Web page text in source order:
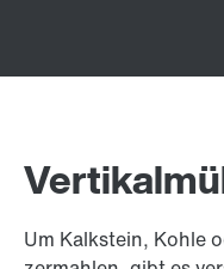
Um Kalkstein, Kohle